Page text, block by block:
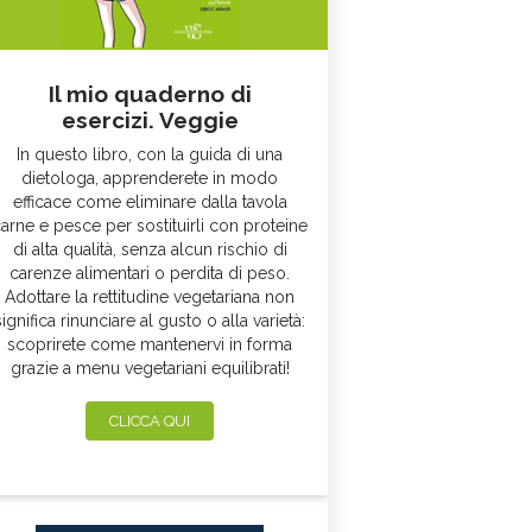
Il mio quaderno di
esercizi. Veggie
In questo libro, con la guida di una
dietologa, apprenderete in modo
efficace come eliminare dalla tavola
e pesce per sostituirli con proteine
di alta qualità, senza alcun rischio di
carenze alimentari o perdita di peso.
Adottare la rettitudine vegetariana non
rinunciare al gusto o alla varietà:
scoprirete come mantenervi in forma
grazie a menu vegetariani equilibrati!
CLICCA QUI